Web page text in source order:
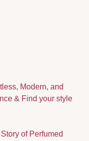
Modern, and
& Find your style
of Perfumed